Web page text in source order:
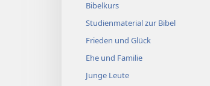
Bibelkurs
Studienmaterial zur Bibel
Frieden und Glück
Ehe und Familie
Junge Leute